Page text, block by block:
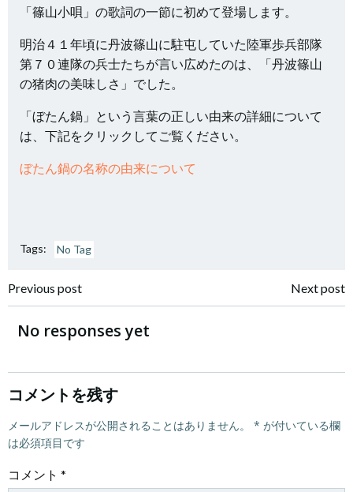
「篠山小唄」の歌詞の一節に初めて登場します。
明治４１年頃に丹波篠山に駐屯していた陸軍歩兵部隊
第７０連隊の兵士たちが言い広めたのは、「丹波篠山
の猪肉の美味しさ」でした。
「ぼたん鍋」という言葉の正しい由来の詳細について
は、下記をクリックしてご覧ください。
ぼたん鍋の名称の由来について
Tags: No Tag
投
稿
ナ
ビ
ゲ
ー
Previous post
ナ
ゲ
Next post
No responses yet
コメントを残す
メールアドレスが公開されることはありません。 * が付いている欄
は必須項目です
コメント *